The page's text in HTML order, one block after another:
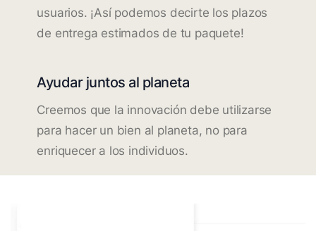
usuarios. ¡Así podemos decirte los plazos
de entrega estimados de tu paquete!
Ayudar juntos al planeta
Creemos que la innovación debe utilizarse
para hacer un bien al planeta, no para
enriquecer a los individuos.